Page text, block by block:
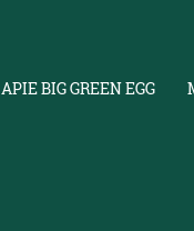
APIE BIG GREEN EGG